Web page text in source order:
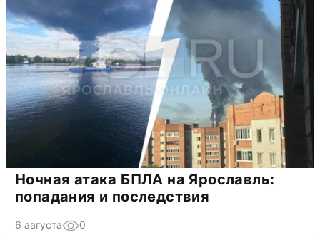
Ночная атака БПЛА на Ярославль:
попадания и последствия
6 августа 0